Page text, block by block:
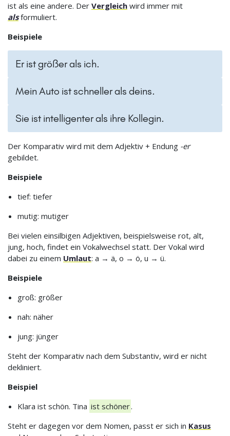
ist als eine andere. Der Vergleich wird immer mit
alsformuliert.
Beispiele
Er ist größer als ich.
Mein Auto ist schneller als deins.
Sie ist intelligenter als ihre Kollegin.
Der Komparativ wird mit dem Adjektiv + Endung -er
gebildet.
Beispiele
tief: tiefer
mutig: mutiger
Bei vielen einsilbigen Adjektiven, beispielsweise rot, alt,
jung, hoch, findet ein Vokalwechsel statt. Der Vokal wird
dabei zu einem Umlaut: a → ä, o → ö, u → ü.
Beispiele
groß: größer
nah: näher
jung: jünger
Steht der Komparativ nach dem Substantiv, wird er nicht
dekliniert.
Beispiel
Klara ist schön. Tina ist schöner.
Steht er dagegen vor dem Nomen, passt er sich in Kasus